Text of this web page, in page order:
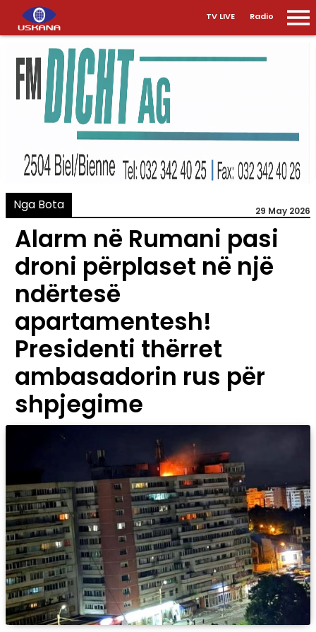
TV LIVE Radio
Nga Bota 29 May 2026
Alarm në Rumani pasi
droni përplaset në një
ndërtesë
apartamentesh!
Presidenti thërret
ambasadorin rus për
shpjegime